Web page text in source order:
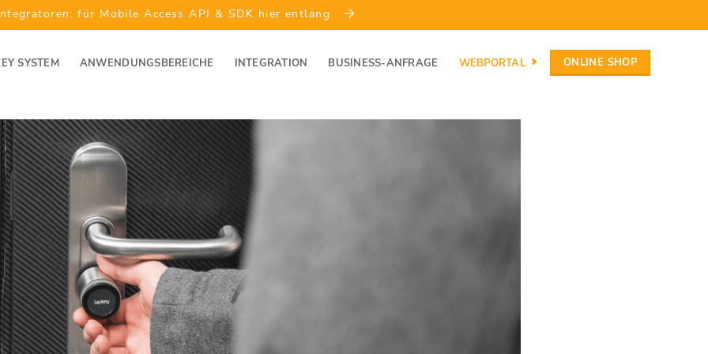
für Mobile Access API & SDK hier entlang
SYSTEM ANWENDUNGSBEREICHE INTEGRATION BUSINESS-ANFRAGE WEBPORTAL ONLINE SHOP